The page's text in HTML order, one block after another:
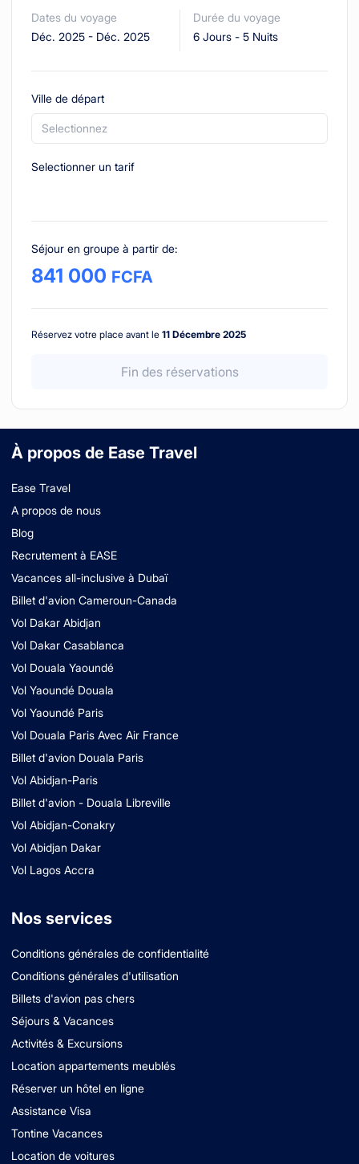
Dates du voyage
Déc. 2025 - Déc. 2025
Durée du voyage
6 Jours- 5 Nuits
Ville de départ
Selectionnez
Selectionner un tarif
Séjour en groupe à partir de:
841 000 FCFA
Réservez votre place avant le 11 Décembre 2025
Fin des réservations
À propos de Ease Travel
Ease Travel
A propos de nous
Blog
Recrutement à EASE
Vacances all-inclusive à Dubaï
Billet d'avion Cameroun-Canada
Vol Dakar Abidjan
Vol Dakar Casablanca
Vol Douala Yaoundé
Vol Yaoundé Douala
Vol Yaoundé Paris
Vol Douala Paris Avec Air France
Billet d'avion Douala Paris
Vol Abidjan-Paris
Billet d'avion - Douala Libreville
Vol Abidjan-Conakry
Vol Abidjan Dakar
Vol Lagos Accra
Nos services
Conditions générales de confidentialité
Conditions générales d'utilisation
Billets d'avion pas chers
Séjours & Vacances
Activités & Excursions
Location appartements meublés
Réserver un hôtel en ligne
Assistance Visa
Tontine Vacances
Location de voitures